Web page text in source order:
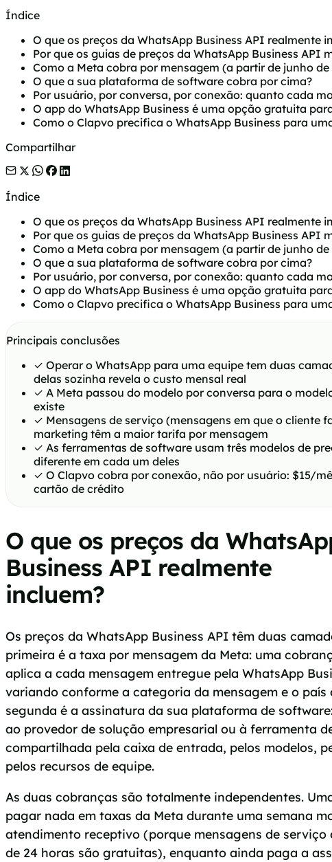
Índice
O que os preços da WhatsApp Business API realmente
Por que os guias de preços da WhatsApp Business API
Como a Meta cobra por mensagem (a partir de junho de
O que a sua plataforma de software cobra por cima?
Por usuário, por conversa, por conexão: quanto cada
O app do WhatsApp Business é uma opção gratuita
Como o Clapvo precifica o WhatsApp Business para
Compartilhar
Índice
O que os preços da WhatsApp Business API realmente
Por que os guias de preços da WhatsApp Business API
Como a Meta cobra por mensagem (a partir de junho de
O que a sua plataforma de software cobra por cima?
Por usuário, por conversa, por conexão: quanto cada
O app do WhatsApp Business é uma opção gratuita
Como o Clapvo precifica o WhatsApp Business para
Principais conclusões
✓ Operar o WhatsApp para uma equipe tem duas
delas sozinha revela o custo mensal real
✓ A Meta passou do modelo por conversa para o
existe
✓ Mensagens de serviço (mensagens em que o cliente
marketing têm a maior tarifa por mensagem
✓ As ferramentas de software usam três modelos de
diferente em cada um deles
✓ O Clapvo cobra por conexão, não por usuário: $15/
cartão de crédito
O que os preços da
Business API realmente
incluem?
Os preços da WhatsApp Business API têm duas
primeira é a taxa por mensagem da Meta: uma
aplica a cada mensagem entregue pela WhatsApp
variando conforme a categoria da mensagem e o país
segunda é a assinatura da sua plataforma de
ao provedor de solução empresarial ou à ferramenta
compartilhada pela caixa de entrada, pelos modelos,
pelos recursos de equipe.
As duas cobranças são totalmente independentes.
pagar nada em taxas da Meta durante uma semana
atendimento receptivo (porque mensagens de serviço
de 24 horas são gratuitas), enquanto ainda paga a